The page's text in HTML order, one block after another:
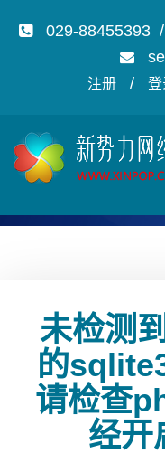
029-88455393
注册 / 登
未检测
的
请检查
经开